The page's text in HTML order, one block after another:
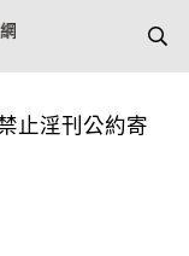
止淫刊公約寄